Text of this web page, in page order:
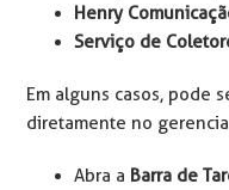
Henry
Serviço de
Em alguns casos, pode
diretamente no
Abra a Barra de